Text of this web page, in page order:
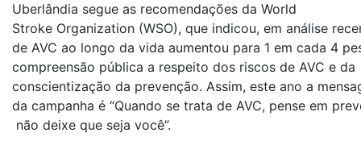
Uberlândia segue as recomendações da World
Stroke Organization (WSO), que indicou, em análise
de AVC ao longo da vida aumentou para 1 em cada 4
compreensão pública a respeito dos riscos de AVC e da
conscientização da prevenção. Assim, este ano a
da campanha é “Quando se trata de AVC, pense em
não deixe que seja você”.